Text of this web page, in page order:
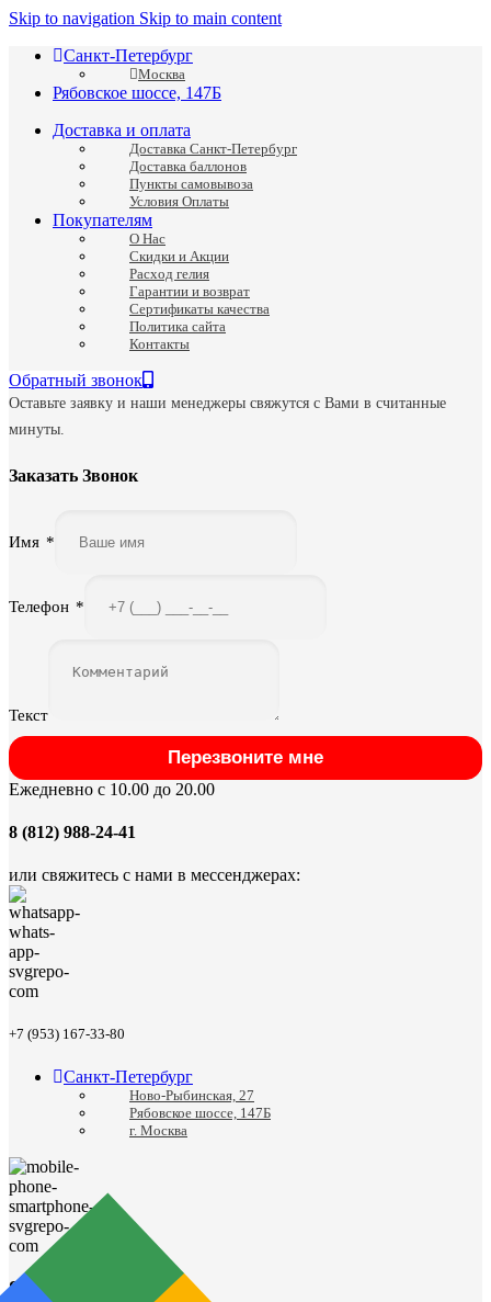
Skip to navigation Skip to main content
Санкт-Петербург
Москва
Рябовское шоссе, 147Б
Доставка и оплата
Доставка Санкт-Петербург
Доставка баллонов
Пункты самовывоза
Условия Оплаты
Покупателям
О Нас
Скидки и Акции
Расход гелия
Гарантии и возврат
Сертификаты качества
Политика сайта
Контакты
Обратный звонок
Оставьте заявку и наши менеджеры свяжутся с Вами в считанные
минуты.
Заказать Звонок
Имя *
Телефон *
Текст
Перезвоните мне
Ежедневно с 10.00 до 20.00
8 (812) 988-24-41
или свяжитесь с нами в мессенджерах:
+7 (953) 167-33-80
Санкт-Петербург
Ново-Рыбинская, 27
Рябовское шоссе, 147Б
г. Москва
8 (812) 988-24-41